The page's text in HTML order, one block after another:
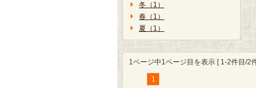
冬（1）
春（1）
夏（1）
1ページ中1ページ目を表示 [ 1-2件目/2
1